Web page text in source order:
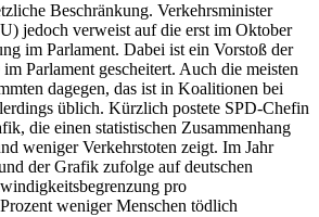
Beschränkung. Verkehrsminister
jedoch verweist auf die erst im Oktober
im Parlament. Dabei ist ein Vorstoß der
Parlament gescheitert. Auch die meisten
dagegen, das ist in Koalitionen bei
üblich. Kürzlich postete SPD-Chefin
die einen statistischen Zusammenhang
weniger Verkehrstoten zeigt. Im Jahr
der Grafik zufolge auf deutschen
pro
weniger Menschen tödlich